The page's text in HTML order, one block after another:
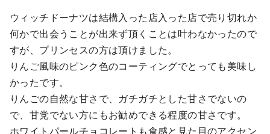
ウィッチドーナツは結構入った店入った店で売り切れか
何かで出会うことが出来ず頂くことは叶わなかったので
すが、プリンセスの方は頂けました。
りんご風味のピンク色のコーティングでとっても美味し
かったです。
りんごの自然な甘さで、ガチガチとした甘さでないの
で、甘党でない方にもお勧めできる程度の甘さです。
ホワイトパールチョコレートも食感と見た目のアクセン